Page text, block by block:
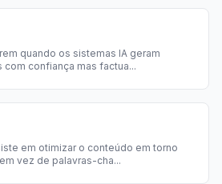
quando os sistemas IA geram
confiança mas factua...
em otimizar o conteúdo em torno
vez de palavras-cha...